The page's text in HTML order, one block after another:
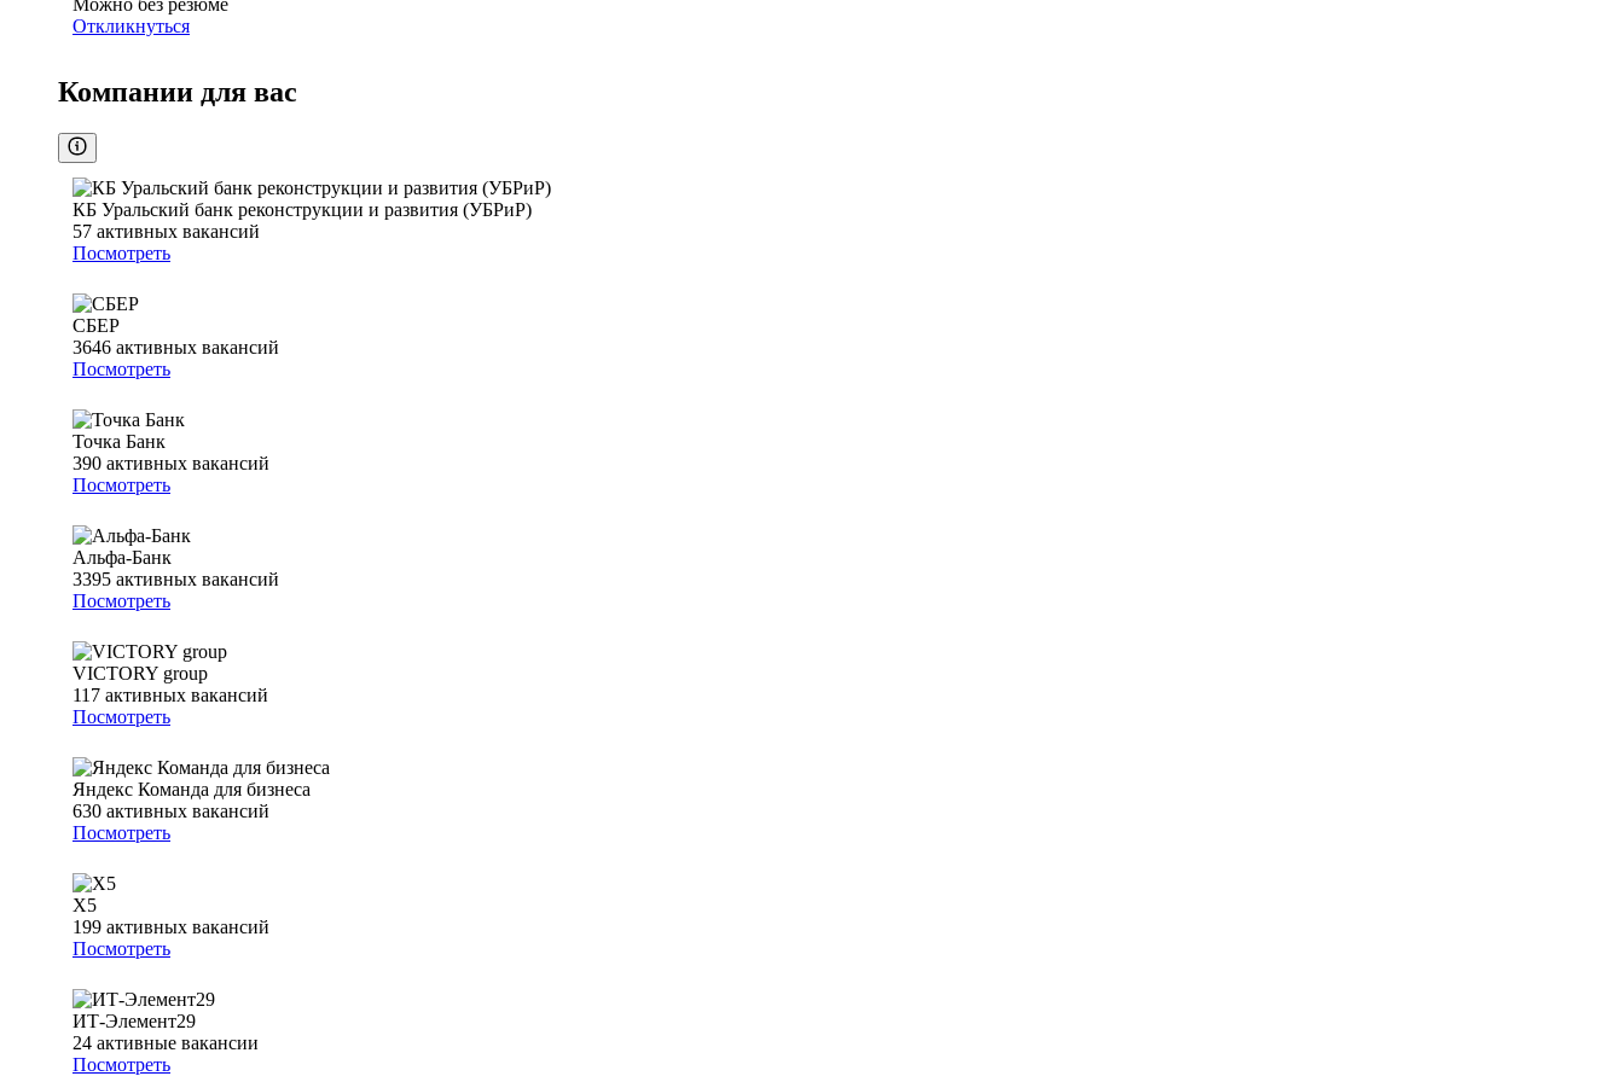
Можно без резюме
Откликнуться
Компании для вас
КБ Уральский банк реконструкции и развития (УБРиР)
57 активных вакансий
Посмотреть
СБЕР
3646 активных вакансий
Посмотреть
Точка Банк
390 активных вакансий
Посмотреть
Альфа-Банк
3395 активных вакансий
Посмотреть
VICTORY group
117 активных вакансий
Посмотреть
Яндекс Команда для бизнеса
630 активных вакансий
Посмотреть
Х5
199 активных вакансий
Посмотреть
ИТ-Элемент29
24 активные вакансии
Посмотреть